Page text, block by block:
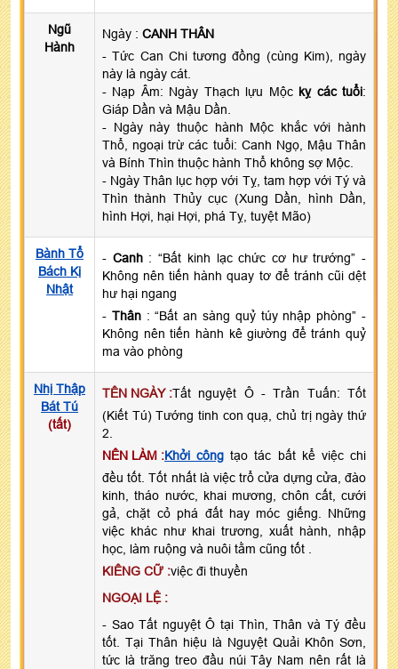
Ngũ
Hành
Ngày : CANH THÂN
- Tức Can Chi tương đồng (cùng Kim), ngày
này là ngày cát.
- Nạp Âm: Ngày Thạch lựu Mộc kỵ các tuổi:
Giáp Dần và Mậu Dần.
- Ngày này thuộc hành Mộc khắc với hành
Thổ, ngoại trừ các tuổi: Canh Ngọ, Mậu Thân
và Bính Thìn thuộc hành Thổ không sợ Mộc.
- Ngày Thân lục hợp với Tỵ, tam hợp với Tý và
Thìn thành Thủy cục (Xung Dần, hình Dần,
hình Hợi, hại Hợi, phá Tỵ, tuyệt Mão)
Bành Tổ
Bách Kị
Nhật
- Canh: “Bất kinh lạc chức cơ hư trướng” -
Không nên tiến hành quay tơ để tránh cũi dệt
hư hại ngang
- Thân: “Bất an sàng quỷ túy nhập phòng” -
Không nên tiến hành kê giường để tránh quỷ
ma vào phòng
Nhị Thập
Bát Tú
(tất)
TÊN NGÀY :Tất nguyệt Ô - Trần Tuấn: Tốt
(Kiết Tú) Tướng tinh con quạ, chủ trị ngày thứ
2.
NÊN LÀM :Khởi công tạo tác bất kể việc chi
đều tốt. Tốt nhất là việc trổ cửa dựng cửa, đào
kinh, tháo nước, khai mương, chôn cất, cưới
gả, chặt cỏ phá đất hay móc giếng. Những
việc khác như khai trương, xuất hành, nhập
học, làm ruộng và nuôi tằm cũng tốt .
KIÊNG CỮ :việc đi thuyền
NGOẠI LỆ :
- Sao Tất nguyệt Ô tại Thìn, Thân và Tý đều
tốt. Tại Thân hiệu là Nguyệt Quải Khôn Sơn,
tức là trăng treo đầu núi Tây Nam nên rất là